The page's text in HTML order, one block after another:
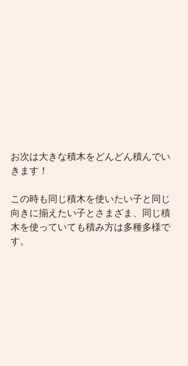
お次は大きな積木をどんどん積んでい
きます！
この時も同じ積木を使いたい子と同じ
向きに揃えたい子とさまざま、同じ積
木を使っていても積み方は多種多様で
す。